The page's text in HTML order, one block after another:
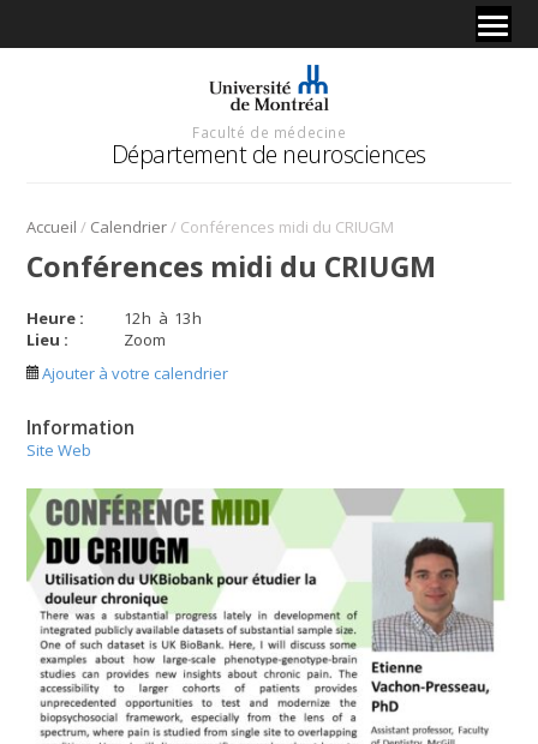
Faculté de médecine
Département de neurosciences
Accueil / Calendrier/ Conférences midi du CRIUGM
Conférences midi du CRIUGM
Heure : 12h à 13h
Lieu :
Zoom
Ajouter à votre calendrier
Information
Site Web